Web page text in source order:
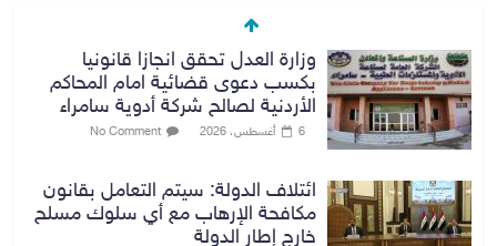
وزارة العدل تحقق انجازا قانونيا
بكسب دعوى قضائية امام المحاكم
الأردنية لصالح شركة أدوية سامراء
6 أغسطس، 2026 No Comment
ائتلاف الدولة: سيتم التعامل بقانون
مكافحة الإرهاب مع أي سلوك مسلح
خارج إطار الدولة